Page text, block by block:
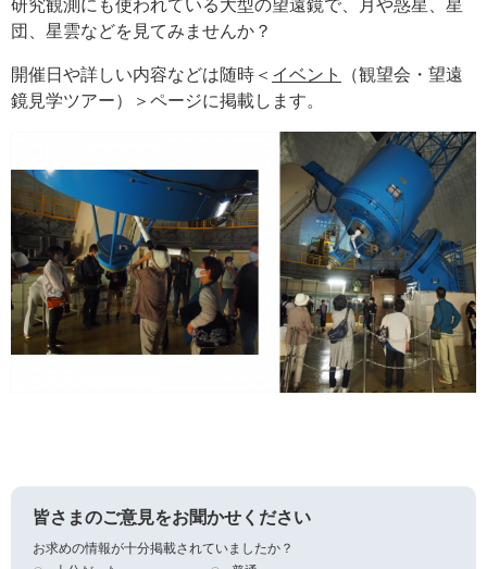
研究観測にも使われている大型の望遠鏡で、月や惑星、星
団、星雲などを見てみませんか？
開催日や詳しい内容などは随時＜ イベント
（観望会・望遠
鏡見学ツアー）＞ページに掲載します。
皆さまのご意見をお聞かせください
お求めの情報が十分掲載されていましたか？